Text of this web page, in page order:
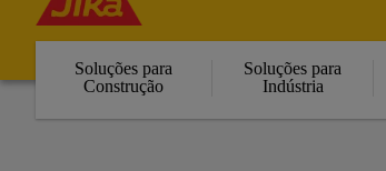
Soluções para
Construção
Soluções para
Indústria